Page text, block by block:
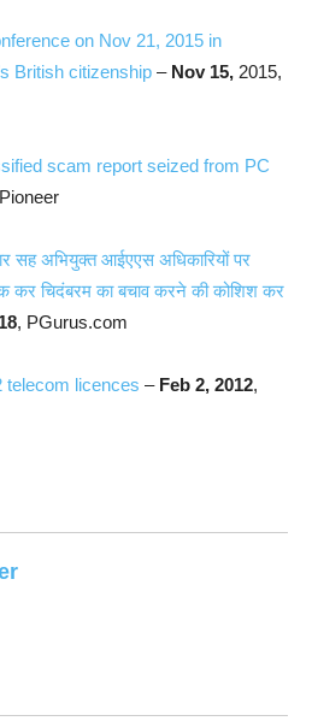
on Nov 21, 2015 in
British citizenship – Nov 15, 2015,
scam report seized from PC
सह अभियुक्त आईएएस अधिकारियों पर
कर चिदंबरम का बचाव करने की कोशिश कर
, PGurus.com
telecom licences – Feb 2, 2012,